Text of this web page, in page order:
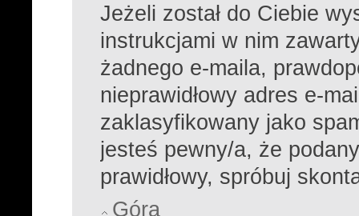
Jeżeli został do Ciebie
instrukcjami w nim
żadnego e-maila,
nieprawidłowy adres e-
zaklasyfikowany jako
jesteś pewny/a, że
prawidłowy, spróbuj
Góra